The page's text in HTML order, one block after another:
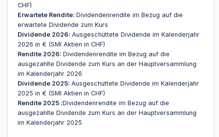
CHF)
Erwartete Rendite: Dividendenrendite im Bezug auf die
erwartete Dividende zum Kurs
Dividende 2026: Ausgeschüttete Dividende im Kalenderjahr
2026 in € (SMI Aktien in CHF)
Rendite 2026: Dividendenrendite im Bezug auf die
ausgezahlte Dividende zum Kurs an der Hauptversammlung
im Kalenderjahr 2026
Dividende 2025: Ausgeschüttete Dividende im Kalenderjahr
2025 in € (SMI Aktien in CHF)
Rendite 2025 :Dividendenrendite im Bezug auf die
ausgezahlte Dividende zum Kurs an der Hauptversammlung
im Kalenderjahr 2025